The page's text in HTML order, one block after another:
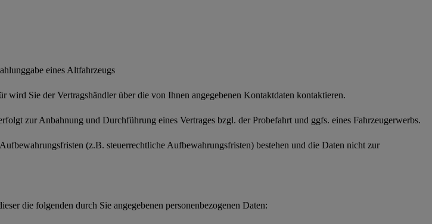
eines Altfahrzeugs
Sie der Vertragshändler über die von Ihnen angegebenen Kontaktdaten kontaktieren.
zur Anbahnung und Durchführung eines Vertrages bzgl. der Probefahrt und ggfs. eines Fahrzeugerwerbs.
(z.B. steuerrechtliche Aufbewahrungsfristen) bestehen und die Daten nicht zur
die folgenden durch Sie angegebenen personenbezogenen Daten: